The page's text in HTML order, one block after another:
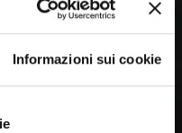
Informazioni sui cookie
in moduli da un
SPIROPACK,
ambientale e la
temperature in